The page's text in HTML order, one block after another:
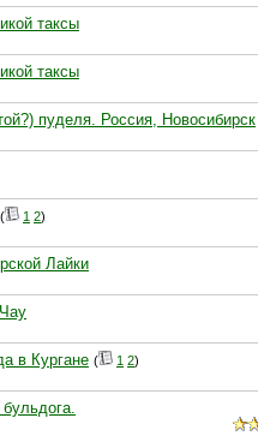
таксы
таксы
пуделя. Россия, Новосибирск
( 1 2)
Лайки
в Кургане ( 1 2)